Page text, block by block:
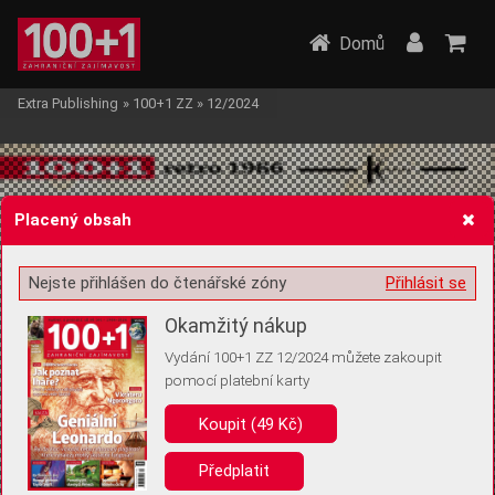
Žádost o souhlas s ukládáním volitelných informací
Pro základní fungování webu nepotřebujeme ukládat žádné informace
(tzv. cookies apod.). Rádi bychom vás ale požádali o souhlas s
uložením volitelných informací:
Anonymní unikátní ID
Domů
Extra Publishing » 100+1 ZZ » 12/2024
Placený obsah
Přihlásit se
Nejste přihlášen do čtenářské zóny
Okamžitý nákup
Vydání 100+1 ZZ 12/2024 můžete zakoupit
pomocí platební karty
Koupit (49 Kč)
Předplatit